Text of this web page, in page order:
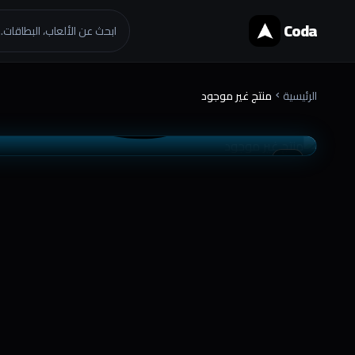
Coda ابحث عن الألعاب،
الرئيسية chevron_right منتج غير موجود